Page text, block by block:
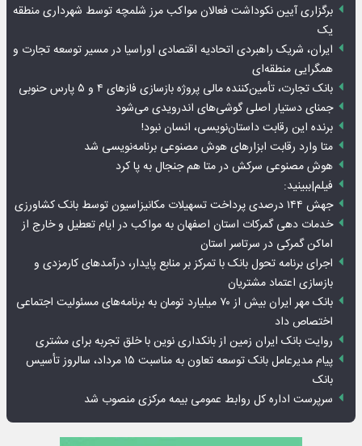
برگزاری آیین نکوداشت فعالان مواکب مرز شلمچه توسط شهرداری منطقه
یک
ایران، شریک راهبردی اتحادیه اقتصادی اوراسیا در مسیر توسعه تجارت و
همگرایی منطقه‌ای
بانک تجارت، تأمین‌کننده مالی پروژه بازسازی فازهای ۴ و ۵ پارس حنوبی
جمنای دستیار اصلی گوشی‌های اندرویدی می‌شود
برنده این رقابت داستان‌نویسی، انسان نبود!
متا وارد رقابت ابزارهای هوش مصنوعی برنامه‌نویسی شد
هوش مصنوعی سرکش در متا هم جنجال به پا کرد
فیلم|ببینید:
جهش ۱۴۴ درصدی پرداخت تسهیلات مکانیزاسیون توسط بانک کشاورزی
خدمات دهی گمرکات استان اصفهان به مواکب در ایام تعطیل و خارج از
اماکن گمرکی در سرتاسر استان
اجرای برنامه تحول بانک با تمرکز بر منابع پایدار، درآمدهای کارمزدی و
بازسازی اعتماد مشتریان
بانک مهر ایران بیش از ۷۰ میلیارد تومان به برنامه‌های مسئولیت اجتماعی
اختصاص داد
روایت بانک ایران زمین از بانکداری نوین با خلق تجربه برای مشتری
پیام مدیرعامل بانک توسعه تعاون به مناسبت ۱۵ مرداد، سالروز تأسیس
بانک
سرپرست اداره کل روابط عمومی بیمه مرکزی منصوب شد